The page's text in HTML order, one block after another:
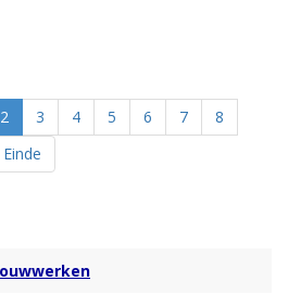
2 3 4 5 6 7
8
Einde